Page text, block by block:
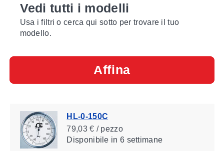
Vedi tutti i modelli
Usa i filtri o cerca qui sotto per trovare il tuo
modello.
Affina
HL-0-150C
79,03 € / pezzo
Disponibile in 6 settimane